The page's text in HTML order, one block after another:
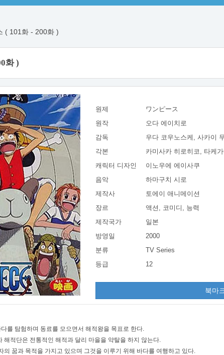
( 101화 - 200화 )
화 )
원제
ワンピース
원작
오다 에이치로
감독
우다 코우노스케, 사카이
각본
카미사카 히로히코, 타케
캐릭터 디자인
이노우에 에이사쿠
음악
하마구치 시로
제작사
토에이 애니메이션
장르
액션, 코미디, 능력
제작국가
일본
방영일
2000
분류
TV Series
등급
12
북마
를 탐험하며 동료를 모으면서 해적왕을 목표로 한다.
해적단은 전통적인 해적과 달리 마을을 약탈을 하지 않는다.
의 꿈과 목적을 가지고 있으며 그것을 이루기 위해 바다를 여행하고 있다.